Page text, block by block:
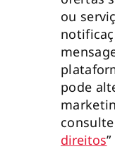
ou
pode
consulte
direitos